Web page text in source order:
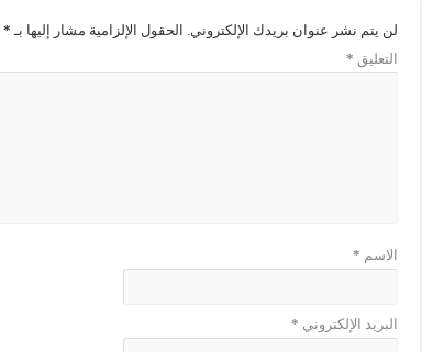
لن يتم نشر عنوان بريدك الإلكتروني. الحقول الإلزامية مشار إليها بـ *
التعليق *
الاسم *
البريد الإلكتروني *